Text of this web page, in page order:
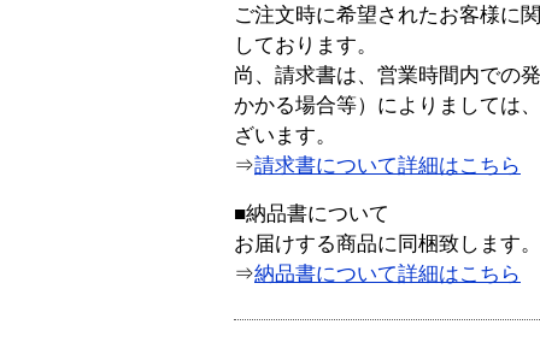
ご注文時に希望されたお客様に
しております。
尚、請求書は、営業時間内での
かかる場合等）によりましては
ざいます。
⇒請求書について詳細はこちら
■納品書について
お届けする商品に同梱致します。
⇒納品書について詳細はこちら